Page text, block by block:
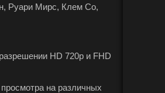
Руари Мирс, Клем Со,
HD 720p и FHD
на различных